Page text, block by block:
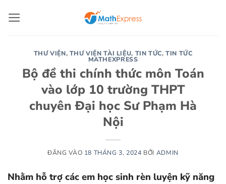
qua
THƯ VIỆN, THƯ VIỆN TÀI LIỆU, TIN TỨC,TIN TỨC
MATHEXPRESS
Bộ đề thi chính thức môn Toán
vào lớp 10 trường THPT
chuyên Đại học Sư Phạm Hà
Nội
ĐĂNG VÀO 18 THÁNG 3, 2024 BỞI ADMIN
Nhằm hỗ trợ các em học sinh rèn luyện kỹ năng